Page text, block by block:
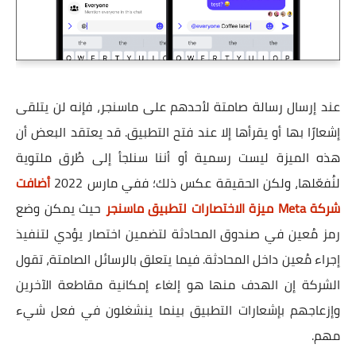
عند إرسال رسالة صامتة لأحدهم على ماسنجر، فإنه لن يتلقى
إشعارًا بها أو يقرأها إلا عند فتح التطبيق. قد يعتقد البعض أن
هذه الميزة ليست رسمية أو أننا سنلجأ إلى طُرق ملتوية
لنُفعّلها، ولكن الحقيقة عكس ذلك؛ ففي مارس 2022
أضافت
شركة Meta ميزة الاختصارات لتطبيق ماسنجر
حيث يمكن وضع
رمز مُعين في صندوق المحادثة لتضمين اختصار يؤدي لتنفيذ
إجراء مُعين داخل المحادثة. فيما يتعلق بالرسائل الصامتة، تقول
الشركة إن الهدف منها هو إلغاء إمكانية مقاطعة الآخرين
وإزعاجهم بإشعارات التطبيق بينما ينشغلون في فعل شيء
مهم.